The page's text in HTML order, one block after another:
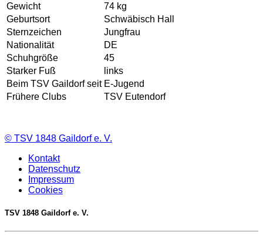
Gewicht
74 kg
Geburtsort
Schwäbisch Hall
Sternzeichen
Jungfrau
Nationalität
DE
Schuhgröße
45
Starker Fuß
links
Beim TSV Gaildorf seit E-Jugend
Frühere Clubs
TSV Eutendorf
© TSV 1848 Gaildorf e. V.
Kontakt
Datenschutz
Impressum
Cookies
TSV 1848 Gaildorf e. V.